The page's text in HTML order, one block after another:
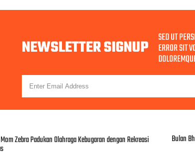
NEWSLETTER SIGNUP SED UT
ERROR SIT
Zebra Padukan Olahraga Kebugaran dengan Rekreasi Bulan